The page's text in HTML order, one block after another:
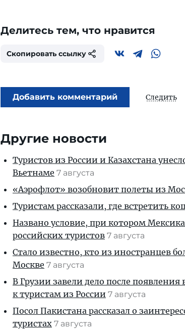
Делитесь тем, что нравится
Скопировать ссылку
Добавить комментарий Следить
Другие новости
Туристов из России и Казахстана
Вьетнаме 7 августа
«Аэрофлот» возобновит полеты из
Туристам рассказали, где встретить
Названо условие, при котором
российских туристов 7 августа
Стало известно, кто из иностранцев
Москве 7 августа
В Грузии завели дело после
к туристам из России 7 августа
Посол Пакистана рассказал о
туристах 7 августа